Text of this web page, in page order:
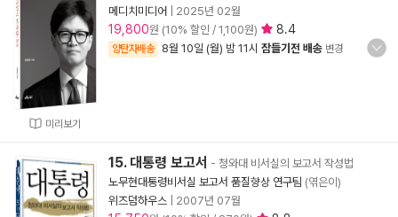
미리보기
메디치미디어
2025년 02월
19,800원 (10% 할인 / 1,100원) 8.4
양탄자배송 8월 10일 (월) 밤 11시 잠들기전 배송 변경
15. 대통령 보고서 - 청와대 비서실의 보고서 작성법
노무현대통령비서실 보고서 품질향상 연구팀 (엮은이)
위즈덤하우스
2007년 07월